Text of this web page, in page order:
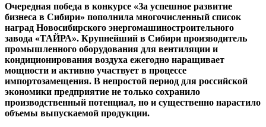
Очередная победа в конкурсе «За успешное развитие
бизнеса в Сибири» пополнила многочисленный список
наград Новосибирского энергомашиностроительного
завода «ТАЙРА». Крупнейший в Сибири производитель
промышленного оборудования для вентиляции и
кондиционирования воздуха ежегодно наращивает
мощности и активно участвует в процессе
импортозамещения. В непростой период для российской
экономики предприятие не только сохранило
производственный потенциал, но и существенно нарастило
объемы выпускаемой продукции.